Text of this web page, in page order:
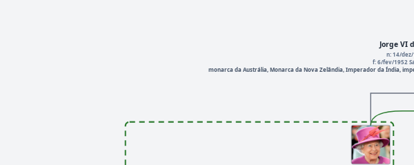
Jorge VI
n: 14/
f: 6/fev/1952
monarca da Austrália, Monarca da Nova Zelândia, Imperador da Índia,